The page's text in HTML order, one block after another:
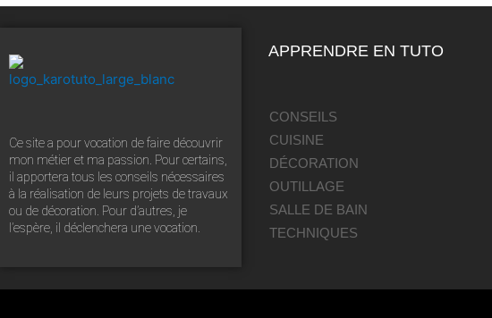
Ce site a pour vocation de faire découvrir
mon métier et ma passion. Pour certains,
il apportera tous les conseils nécessaires
à la réalisation de leurs projets de travaux
ou de décoration. Pour d’autres, je
l’espère, il déclenchera une vocation.
APPRENDRE EN TUTO
CONSEILS
CUISINE
DÉCORATION
OUTILLAGE
SALLE DE BAIN
TECHNIQUES